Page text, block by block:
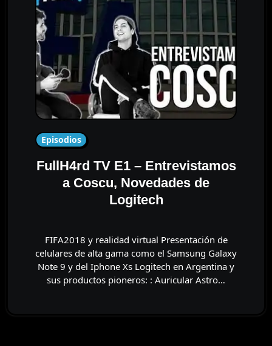
Episodios
FullH4rd TV E1 – Entrevistamos
a Coscu, Novedades de
Logitech
FIFA2018 y realidad virtual Presentación de
celulares de alta gama como el Samsung Galaxy
Note 9 y del Iphone Xs Logitech en Argentina y
sus productos pioneros: : Auricular Astro…